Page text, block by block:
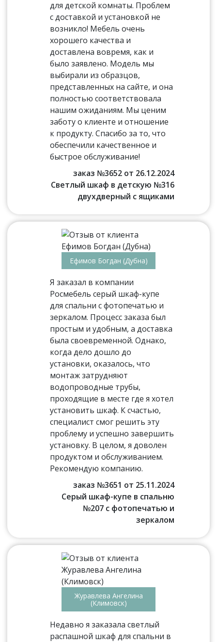
для детской комнаты. Проблем
с доставкой и установкой не
возникло! Мебель очень
хорошего качества и
доставлена вовремя, как и
было заявлено. Модель мы
выбирали из образцов,
представленных на сайте, и она
полностью соответствовала
нашим ожиданиям. Мы ценим
заботу о клиенте и отношение
к продукту. Спасибо за то, что
обеспечили качественное и
быстрое обслуживание!
заказ №3652 от 26.12.2024
Светлый шкаф в детскую №316
двухдверный с ящиками
Ефимов Богдан (Дубна)
Я заказал в компании
Росмебель серый шкаф-купе
для спальни с фотопечатью и
зеркалом. Процесс заказа был
простым и удобным, а доставка
была своевременной. Однако,
когда дело дошло до
установки, оказалось, что
монтаж затрудняют
водопроводные трубы,
проходящие в месте где я хотел
установить шкаф. К счастью,
специалист смог решить эту
проблему и успешно завершить
установку. В целом, я доволен
продуктом и обслуживанием.
Рекомендую компанию.
заказ №3651 от 25.11.2024
Серый шкаф-купе в спальню
№207 с фотопечатью и
зеркалом
Журавлева Ангелина
(Климовск)
Недавно я заказала светлый
распашной шкаф для спальни в